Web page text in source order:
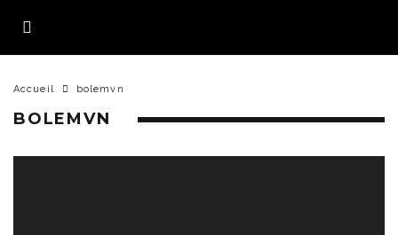
Accueil bolemvn
BOLEMVN